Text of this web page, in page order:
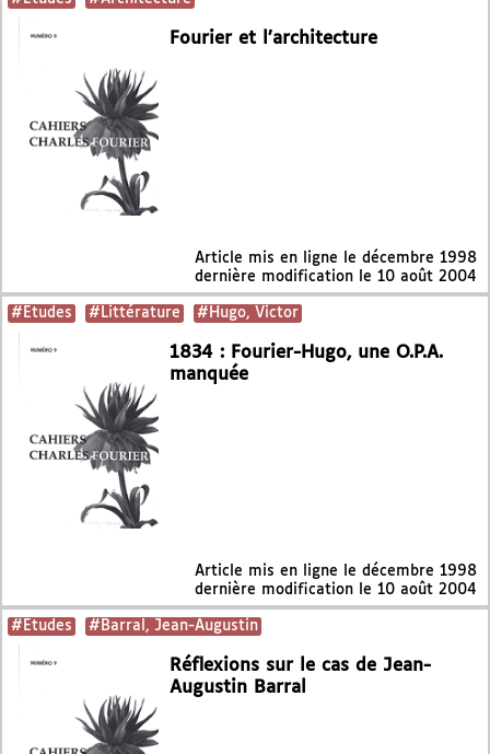
Fourier et l’architecture
Article mis en ligne le décembre 1998
dernière modification le 10 août 2004
#Etudes #Littérature #Hugo, Victor
1834 : Fourier-Hugo, une O.P.A.
manquée
Article mis en ligne le décembre 1998
dernière modification le 10 août 2004
#Etudes #Barral, Jean-Augustin
Réflexions sur le cas de Jean-
Augustin Barral